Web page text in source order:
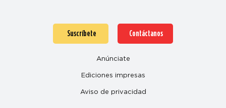
Suscríbete Contáctanos
Anúnciate
Ediciones impresas
Aviso de privacidad